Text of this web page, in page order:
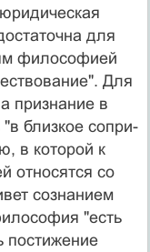
для
философией
Для
призна­ние в
близкое сопри­
в которой к
относятся со
сознанием
"есть
постижение